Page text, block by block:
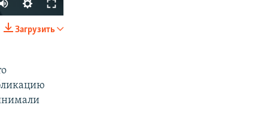
SHARE
Загрузить